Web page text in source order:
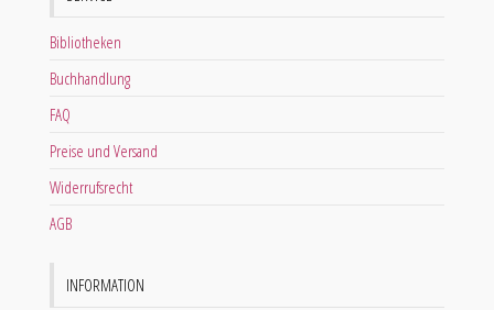
Bibliotheken
Buchhandlung
FAQ
Preise und Versand
Widerrufsrecht
AGB
INFORMATION